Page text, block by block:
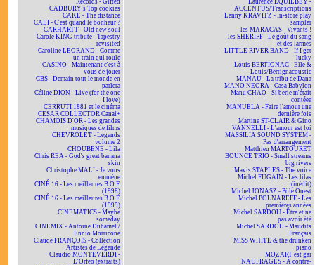
Records - Gifted
CADBURY's Top cookies
CAKE - The distance
CALI - C'est quand le bonheur ?
CARHARTT - Old new soul
Carole KING tribute - Tapestry
revisited
Caroline LEGRAND - Comme
un train qui roule
CASINO - Maintenant c'est à
vous de jouer
CBS - Demain tout le monde en
parlera
Céline DION - Live (for the one
I love)
CERRUTI 1881 et le cinéma
CESAR COLLECTOR Canal+
CHAMOIS D'OR - Les grandes
musiques de films
CHEVROLET - Legends
volume 2
CHOUBENE - Lila
Chris REA - God's great banana
skin
Christophe MALI - Je vous
emmène
CINÉ 16 - Les meilleures B.O.F.
(1998)
CINÉ 16 - Les meilleures B.O.F.
(1999)
CINEMATICS - Maybe
someday
CINEMIX - Antoine Duhamel /
Ennio Morricone
Claude FRANÇOIS - Collection
Artistes de Légende
Claudio MONTEVERDI -
L'Orfeo (extraits)
Laurence EQUILBEY -
ACCENTUS/Transcriptions
Lenny KRAVITZ - In-store play
sampler
les MARACAS - Vivants !
les SHERIFF - Le goût du sang
et des larmes
LITTLE RIVER BAND - If I get
lucky
Louis BERTIGNAC - Elle &
Louis/Bertignacoustic
MANAU - La tribu de Dana
MANO NEGRA - Casa Babylon
Manu CHAO - Si berie m'était
contéee
MANUELA - Faire l'amour une
dernière fois
Martine ST-CLAIR & Gino
VANNELLI - L'amour est loi
MASSILIA SOUND SYSTEM -
Pas d'arrangement
Matthieu MARTOURET
BOUNCE TRIO - Small streams
big rivers
Mavis STAPLES - The voice
Michel FUGAIN - Les lilas
(inédit)
Michel JONASZ - Pôle Ouest
Michel POLNAREFF - Les
premières années
Michel SARDOU - Être et ne
pas avoir été
Michel SARDOU - Maudits
Français
MISS WHITE & the drunken
piano
MOZART est gai
NAUFRAGÉS - À contre-